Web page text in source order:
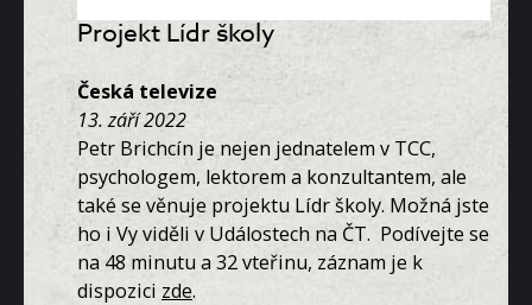
Projekt Lídr školy
Česká televize
13. září 2022
Petr Brichcín je nejen jednatelem v TCC,
psychologem, lektorem a konzultantem, ale
také se věnuje projektu Lídr školy. Možná jste
ho i Vy viděli v Událostech na ČT. Podívejte se
na 48 minutu a 32 vteřinu, záznam je k
dispozici zde.